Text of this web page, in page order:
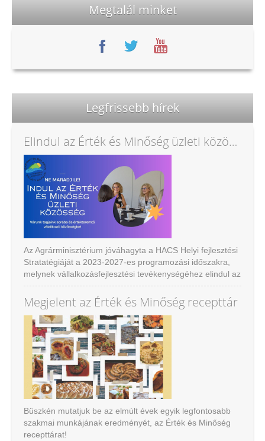
Megtalál minket
Legfrissebb hírek
Elindul az Érték és Minőség üzleti közösség
Az Agrárminisztérium jóváhagyta a HACS Helyi fejlesztési
Stratatégiáját a 2023-2027-es programozási időszakra,
melynek vállalkozásfejlesztési tevékenységéhez elindul az
Értékés Minőség közösségi marketing program új eleme
az Üzleti közösség.
Megjelent az Érték és Minőség recepttár
Büszkén mutatjuk be az elmúlt évek egyik legfontosabb
szakmai munkájának eredményét, az Érték és Minőség
recepttárat!